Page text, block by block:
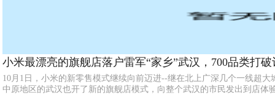
小米最漂亮的旗舰店落户雷军“家乡”武汉，700品类打
10月1日，小米的新零售模式继续向前迈进--继在北上广深几个一线超
中原地区的武汉也开了新的旗舰店模式，向整个武汉的市民发出到店体